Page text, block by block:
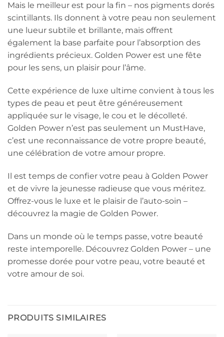
Mais le meilleur est pour la fin – nos pigments dorés
scintillants. Ils donnent à votre peau non seulement
une lueur subtile et brillante, mais offrent
également la base parfaite pour l’absorption des
ingrédients précieux. Golden Power est une fête
pour les sens, un plaisir pour l’âme.
Cette expérience de luxe ultime convient à tous les
types de peau et peut être généreusement
appliquée sur le visage, le cou et le décolleté.
Golden Power n’est pas seulement un MustHave,
c’est une reconnaissance de votre propre beauté,
une célébration de votre amour propre.
Il est temps de confier votre peau à Golden Power
et de vivre la jeunesse radieuse que vous méritez.
Offrez-vous le luxe et le plaisir de l’auto-soin –
découvrez la magie de Golden Power.
Dans un monde où le temps passe, votre beauté
reste intemporelle. Découvrez Golden Power – une
promesse dorée pour votre peau, votre beauté et
votre amour de soi.
PRODUITS SIMILAIRES